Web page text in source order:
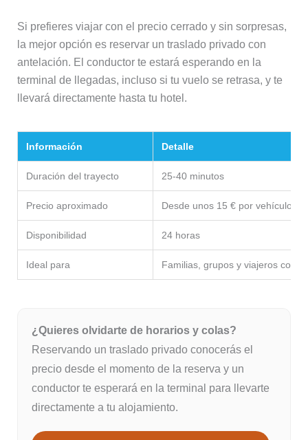
Si prefieres viajar con el precio cerrado y sin sorpresas,
la mejor opción es reservar un traslado privado con
antelación. El conductor te estará esperando en la
terminal de llegadas, incluso si tu vuelo se retrasa, y te
llevará directamente hasta tu hotel.
Información Detalle
Duración del trayecto 25-40 minutos
Precio aproximado Desde unos 15 € por vehículo
Disponibilidad 24 horas
Ideal para Familias, grupos y viajeros con
¿Quieres olvidarte de horarios y colas?
Reservando un traslado privado conocerás el
precio desde el momento de la reserva y un
conductor te esperará en la terminal para llevarte
directamente a tu alojamiento.